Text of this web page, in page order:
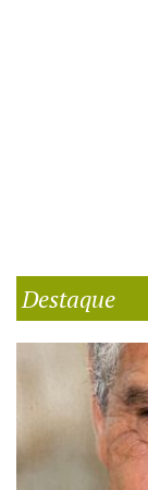
Destaque